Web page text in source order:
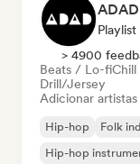
Playlist
> 4900
Beats / Lo-fi
Drill/Jersey
Adicionar
Hip-hop Folk
Hip-hop